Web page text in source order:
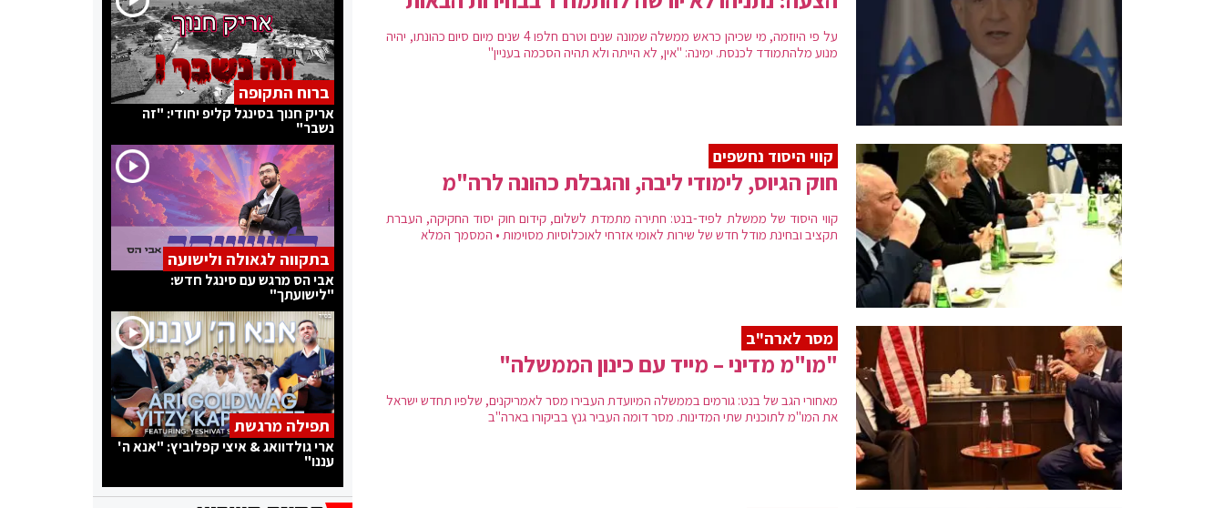
על פי היוזמה, מי שכיהן כראש ממשלה שמונה שנים וטרם חלפו 4 שנים מיום סיום כהונתו, יהיה
מנוע מלהתמודד לכנסת. ימינה: "אין, לא הייתה ולא תהיה הסכמה בעניין"
קווי היסוד נחשפים
חוק הגיוס, לימודי ליבה, והגבלת כהונה לרה"מ
קווי היסוד של ממשלת לפיד-בנט: חתירה מתמדת לשלום, קידום חוק יסוד החקיקה, העברת
תקציב ובחינת מודל חדש של שירות לאומי אזרחי לאוכלוסיות מסוימות • המסמך המלא
מסר לארה"ב
"מו"מ מדיני – מייד עם כינון הממשלה"
מאחורי הגב של בנט: גורמים בממשלה המיועדת העבירו מסר לאמריקנים, שלפיו תחדש ישראל
את המו"מ לתוכנית שתי המדינות. מסר דומה העביר גנץ בביקורו בארה"ב
ברוח התקופה
אריק חנוך בסינגל קליפ יחודי: "זה
נשבר"
בתקווה לגאולה ולישועה
אבי הס מרגש עם סינגל חדש:
"לישועתך"
תפילה מרגשת
ארי גולדוואג & איצי קפלוביץ: "אנא ה'
עננו"